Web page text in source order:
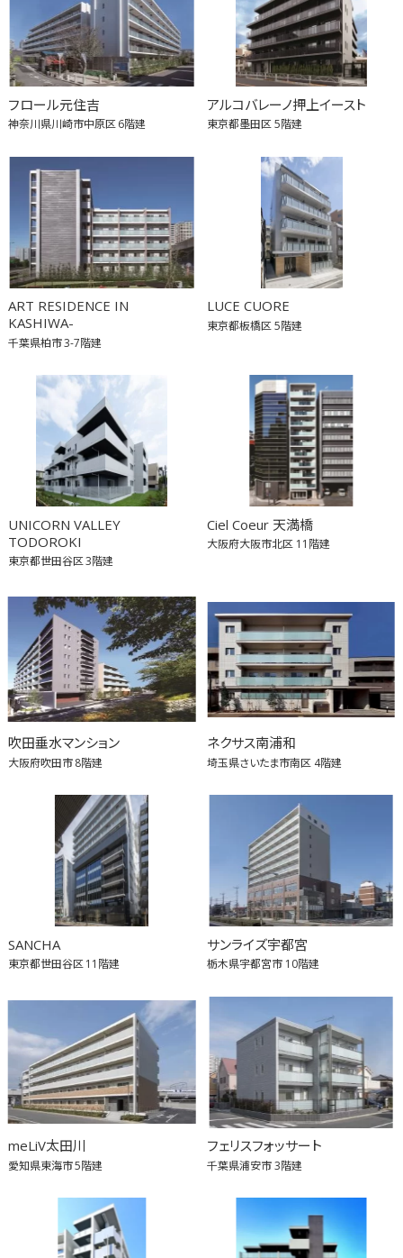
フロール元住吉
神奈川県川崎市中原区6階建
アルコバレーノ押上イースト
東京都墨田区5階建
ART RESIDENCE IN
KASHIWA-
千葉県柏市3-7階建
LUCE CUORE
東京都板橋区5階建
UNICORN VALLEY
TODOROKI
東京都世田谷区3階建
Ciel Coeur 天満橋
大阪府大阪市北区 11階建
吹田垂水マンション
大阪府吹田市8階建
ネクサス南浦和
埼玉県さいたま市南区 4階建
SANCHA
東京都世田谷区11階建
サンライズ宇都宮
栃木県宇都宮市 10階建
meLiV太田川
愛知県東海市5階建
フェリスフォッサート
千葉県浦安市3階建